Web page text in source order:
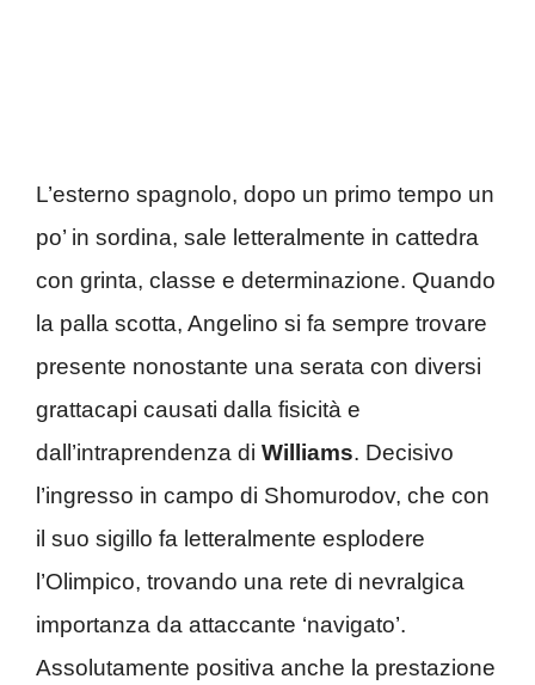
L’esterno spagnolo, dopo un primo tempo un
po’ in sordina, sale letteralmente in cattedra
con grinta, classe e determinazione. Quando
la palla scotta, Angelino si fa sempre trovare
presente nonostante una serata con diversi
grattacapi causati dalla fisicità e
dall’intraprendenza di Williams. Decisivo
l’ingresso in campo di Shomurodov, che con
il suo sigillo fa letteralmente esplodere
l’Olimpico, trovando una rete di nevralgica
importanza da attaccante ‘navigato’.
Assolutamente positiva anche la prestazione